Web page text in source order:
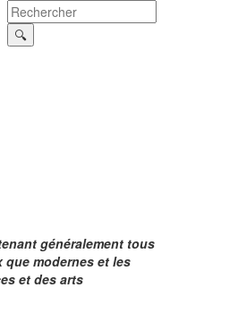
généralement tous
modernes et les
et des arts